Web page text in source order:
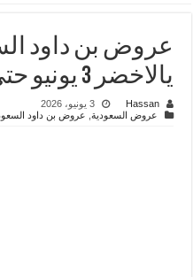
عروض بن داود
يالاخضر 3 يونيو حتى 16 يونيو 2026
Hassan
3 يونيو، 2026
عروض السعودية, عروض بن داود